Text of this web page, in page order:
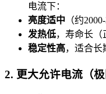
电流下：
亮度适中 （约
发热低，寿命长（
稳定性高，适合长
2. 更大允许电流（极